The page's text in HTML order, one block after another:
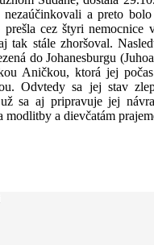
a preto
prešla cez štyri nemocnice
tak stále zhoršoval.
do Johanesburgu
Aničkou, ktorá jej
Odvtedy sa jej stav
sa aj pripravuje jej
modlitby a dievčatám